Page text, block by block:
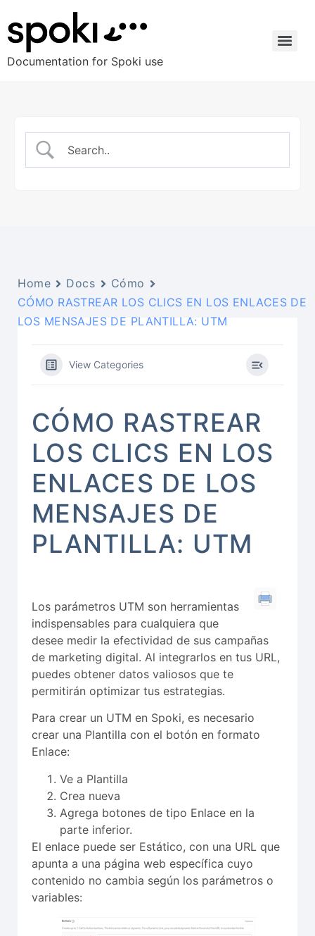
Documentation for Spoki use
Home Docs
Cómo
CÓMO RASTREAR LOS CLICS EN LOS ENLACES DE
LOS MENSAJES DE PLANTILLA: UTM
View Categories
CÓMO RASTREAR
LOS CLICS EN LOS
ENLACES DE LOS
MENSAJES DE
PLANTILLA: UTM
Los parámetros UTM son herramientas
indispensables para cualquiera que
desee medir la efectividad de sus campañas
de marketing digital. Al integrarlos en tus URL,
puedes obtener datos valiosos que te
permitirán optimizar tus estrategias.
Para crear un UTM en Spoki, es necesario
crear una Plantilla con el botón en formato
Enlace:
Ve a Plantilla
Crea nueva
Agrega botones de tipo Enlace en la
parte inferior.
El enlace puede ser Estático, con una URL que
apunta a una página web específica cuyo
contenido no cambia según los parámetros o
variables: